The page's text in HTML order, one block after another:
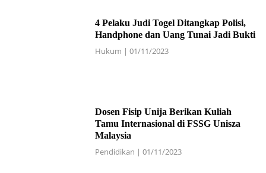
4 Pelaku Judi Togel Ditangkap Polisi,
Handphone dan Uang Tunai Jadi Bukti
Hukum | 01/11/2023
Dosen Fisip Unija Berikan Kuliah
Tamu Internasional di FSSG Unisza
Malaysia
Pendidikan | 01/11/2023